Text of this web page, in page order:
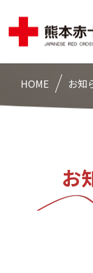
HOME お知
お